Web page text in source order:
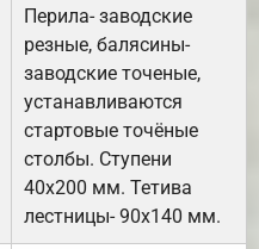
Перила- заводские
резные, балясины-
заводские точеные,
устанавливаются
стартовые точёные
столбы. Ступени
40х200 мм. Тетива
лестницы- 90х140 мм.